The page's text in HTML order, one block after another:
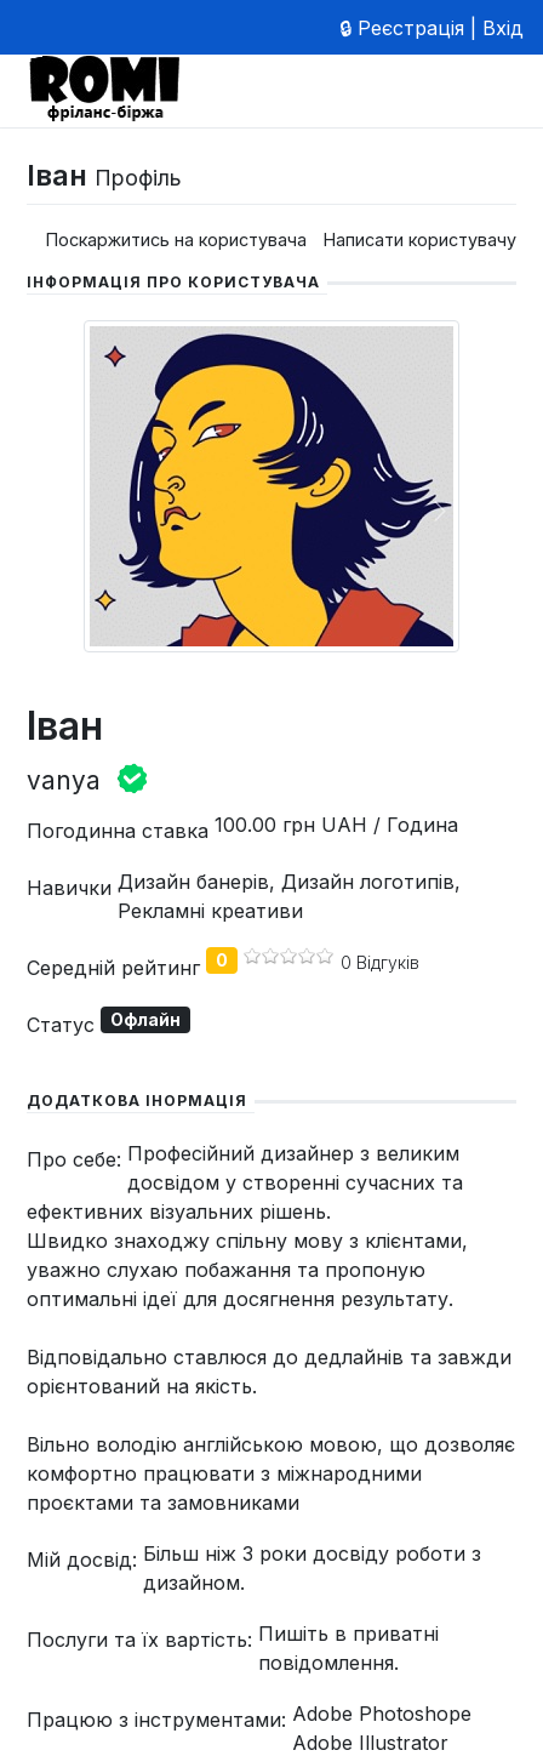
🔒 Реєстрація | Вхід
Іван Профіль
Поскаржитись на користувача Написати користувачу
ІНФОРМАЦІЯ ПРО КОРИСТУВАЧА
Іван
vanya
Погодинна ставка 100.00 грн UAH / Година
Навички Дизайн банерів, Дизайн логотипів,
Рекламні креативи
Середній рейтинг 0 0 Відгуків
Статус Офлайн
ДОДАТКОВА ІНОРМАЦІЯ
Про себе: Професійний дизайнер з великим
досвідом у створенні сучасних та
ефективних візуальних рішень.
Швидко знаходжу спільну мову з клієнтами,
уважно слухаю побажання та пропоную
оптимальні ідеї для досягнення результату.
Відповідально ставлюся до дедлайнів та завжди
орієнтований на якість.
Вільно володію англійською мовою, що дозволяє
комфортно працювати з міжнародними
проєктами та замовниками
Мій досвід: Більш ніж 3 роки досвіду роботи з
дизайном.
Послуги та їх вартість: Пишіть в приватні
повідомлення.
Працюю з інструментами: Adobe Photoshope
Adobe Illustrator